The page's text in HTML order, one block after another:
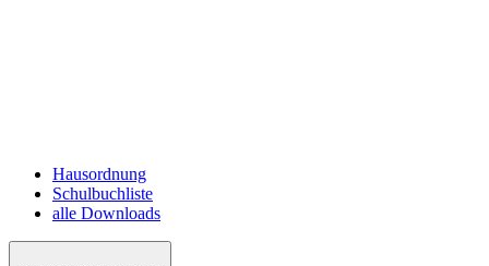
Hausordnung
Schulbuchliste
alle Downloads